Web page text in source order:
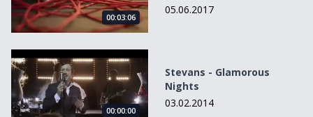
00:03:06
05.06.2017
Stevans - Glamorous Nights
00:00:00
Stevans - Glamorous
Nights
03.02.2014